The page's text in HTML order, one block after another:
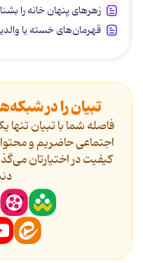
زهرهای پنهان خانه را
قهرمان‌های خسته یا
تبیان را در
فاصله شما با تبیان
اجتماعی حاضریم و
کیفیت در اختیارتان